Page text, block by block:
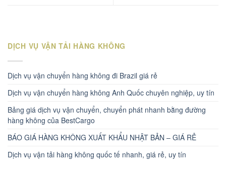
DỊCH VỤ VẬN TẢI HÀNG KHÔNG
Dịch vụ vận chuyển hàng không đi Brazil giá rẻ
Dịch vụ vận chuyển hàng không Anh Quốc chuyên nghiệp, uy tín
Bảng giá dịch vụ vận chuyển, chuyển phát nhanh bằng đường
hàng không của BestCargo
BÁO GIÁ HÀNG KHÔNG XUẤT KHẨU NHẬT BẢN – GIÁ RẺ
Dịch vụ vận tải hàng không quốc tế nhanh, giá rẻ, uy tín